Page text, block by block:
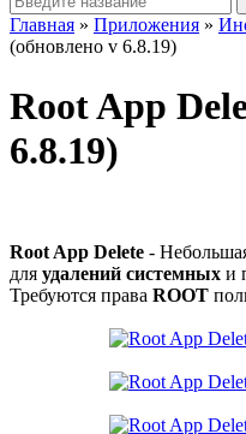
Главная » Приложения »
(обновлено v 6.8.19)
Root App
6.8.19)
Root App Delete -
для удалений системных и
Требуются права ROOT